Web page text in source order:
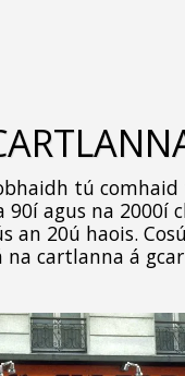
tú comhaid
90í agus na 2000í
an 20ú haois.
na cartlanna á